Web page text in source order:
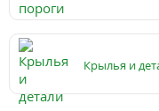
Крылья и